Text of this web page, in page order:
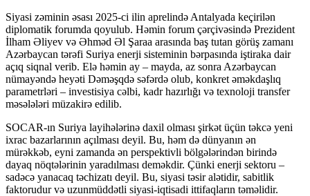
Siyasi zəminin əsası 2025-ci ilin aprelində Antalyada keçirilən
diplomatik forumda qoyulub. Həmin forum çərçivəsində Prezident
İlham Əliyev və Əhməd Əl Şaraa arasında baş tutan görüş zamanı
Azərbaycan tərəfi Suriya enerji sisteminin bərpasında iştiraka dair
açıq siqnal verib. Elə həmin ay – mayda, az sonra Azərbaycan
nümayəndə heyəti Dəməşqdə səfərdə olub, konkret əməkdaşlıq
parametrləri – investisiya cəlbi, kadr hazırlığı və texnoloji transfer
məsələləri müzakirə edilib.
SOCAR-ın Suriya layihələrinə daxil olması şirkət üçün təkcə yeni
ixrac bazarlarının açılması deyil. Bu, həm də dünyanın ən
mürəkkəb, eyni zamanda ən perspektivli bölgələrindən birində
dayaq nöqtələrinin yaradılması deməkdir. Çünki enerji sektoru –
sadəcə yanacaq təchizatı deyil. Bu, siyasi təsir alətidir, sabitlik
faktorudur və uzunmüddətli siyasi-iqtisadi ittifaqların təməlidir.